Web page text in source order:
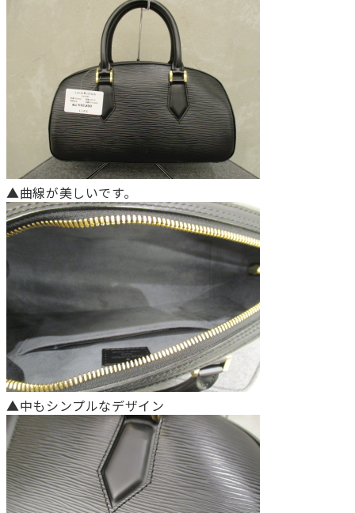
▲曲線が美しいです。
▲中もシンプルなデザイン